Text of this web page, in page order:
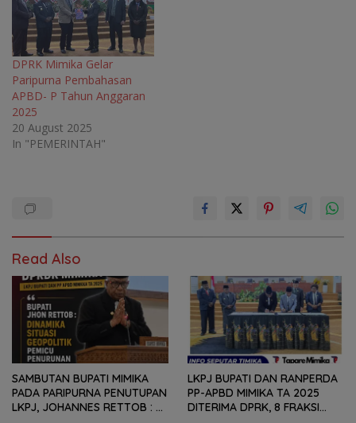
DPRK Mimika Gelar
Paripurna Pembahasan
APBD- P Tahun Anggaran
2025
20 August 2025
In "PEMERINTAH"
Read Also
SAMBUTAN BUPATI MIMIKA
PADA PARIPURNA PENUTUPAN
LKPJ, JOHANNES RETTOB :
LKPJ BUPATI DAN RANPERDA
PP-APBD MIMIKA TA 2025
DITERIMA DPRK, 8 FRAKSI